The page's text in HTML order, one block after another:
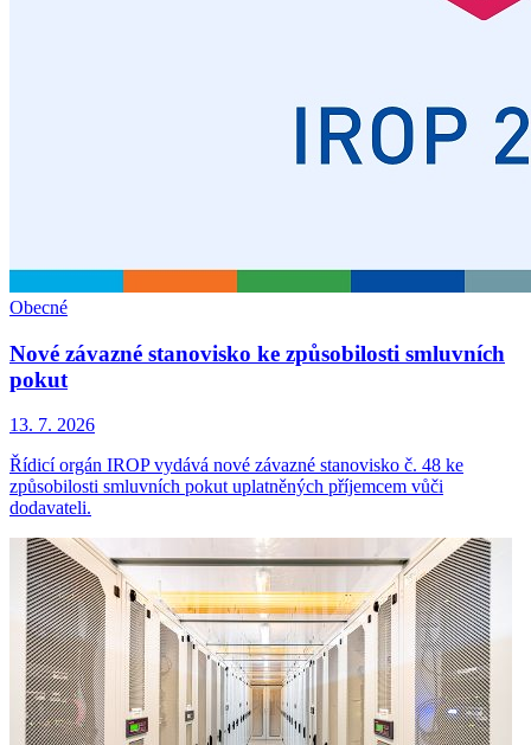
Obecné
Nové závazné stanovisko ke způsobilosti smluvních
pokut
13. 7. 2026
Řídicí orgán IROP vydává nové závazné stanovisko č. 48 ke
způsobilosti smluvních pokut uplatněných příjemcem vůči
dodavateli.